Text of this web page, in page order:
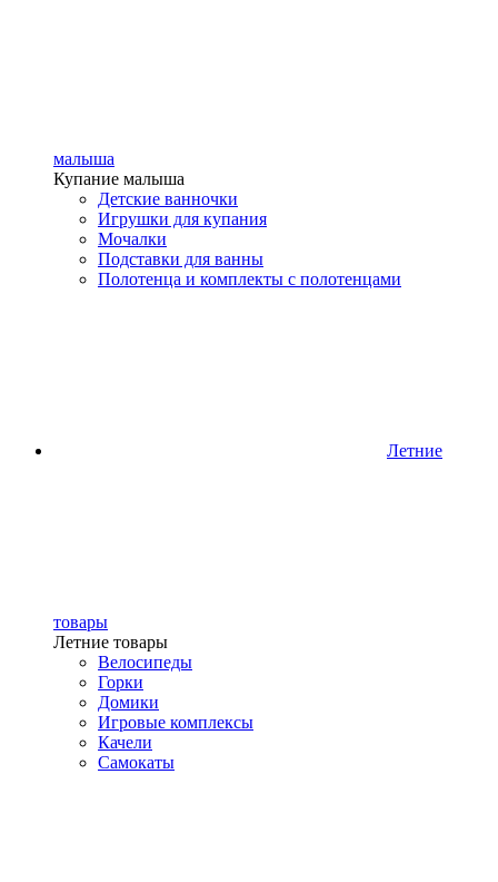
малыша
Купание малыша
Детские ванночки
Игрушки для купания
Мочалки
Подставки для ванны
Полотенца и комплекты с полотенцами
Летние
товары
Летние товары
Велосипеды
Горки
Домики
Игровые комплексы
Качели
Самокаты